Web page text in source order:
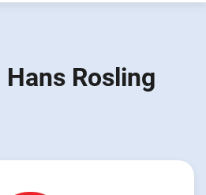
Hans Rosling